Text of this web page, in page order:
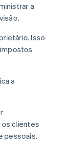
a
Isso
a
clientes
pessoais.